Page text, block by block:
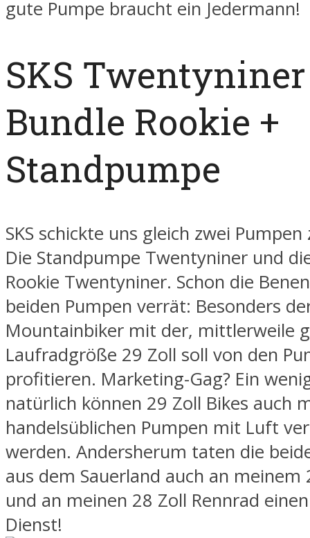
gute Pumpe braucht ein Jedermann!
SKS Twentyniner
Bundle Rookie +
Standpumpe
SKS schickte uns gleich zwei
Die Standpumpe Twentyniner und
Rookie Twentyniner. Schon die
beiden Pumpen verrät: Besonders
Mountainbiker mit der, mittlerweile
Laufradgröße 29 Zoll soll von den
profitieren. Marketing-Gag? Ein
natürlich können 29 Zoll Bikes auch
handelsüblichen Pumpen mit Luft
werden. Andersherum taten die
aus dem Sauerland auch an meinem
und an meinen 28 Zoll Rennrad
Dienst!